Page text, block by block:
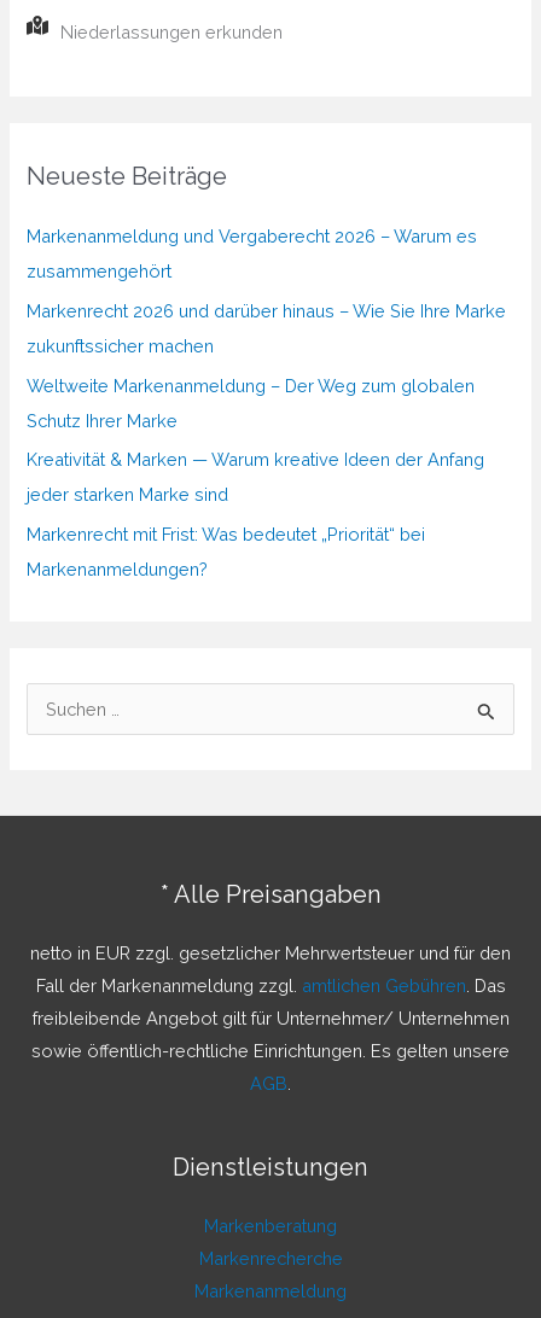
Niederlassungen erkunden
Neueste Beiträge
Markenanmeldung und Vergaberecht 2026 – Warum es
zusammengehört
Markenrecht 2026 und darüber hinaus – Wie Sie Ihre Marke
zukunftssicher machen
Weltweite Markenanmeldung – Der Weg zum globalen
Schutz Ihrer Marke
Kreativität & Marken — Warum kreative Ideen der Anfang
jeder starken Marke sind
Markenrecht mit Frist: Was bedeutet „Priorität“ bei
Markenanmeldungen?
u
h
* Alle Preisangaben
netto in EUR zzgl. gesetzlicher Mehrwertsteuer und für den
Fall der Markenanmeldung zzgl. amtlichen Gebühren . Das
freibleibende Angebot gilt für Unternehmer/ Unternehmen
sowie öffentlich-rechtliche Einrichtungen. Es gelten unsere
AGB
Dienstleistungen
Markenberatung
Markenrecherche
Markenanmeldung